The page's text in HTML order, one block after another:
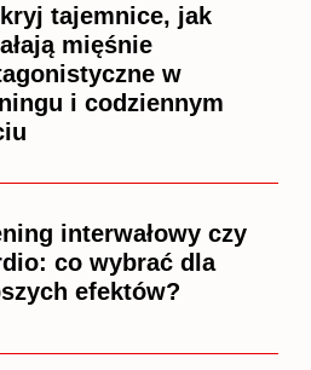
tajemnice, jak
mięśnie
w
i codziennym
interwałowy czy
co wybrać dla
efektów?